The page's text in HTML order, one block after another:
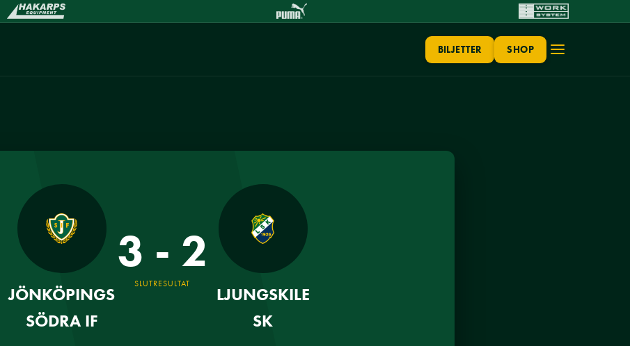
BILJETTER SHOP
JÖNKÖPINGS
SÖDRA IF
3 - 2
SLUTRESULTAT
LJUNGSKILE
SK